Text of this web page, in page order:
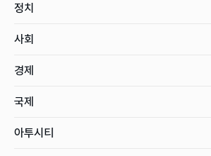
정치
사회
경제
국제
아투시티